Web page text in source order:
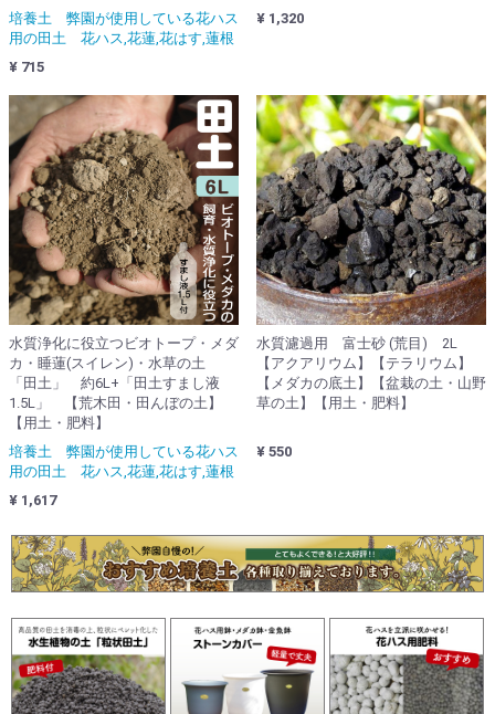
培養土 弊園が使用している花ハス
用の田土 花ハス,花蓮,花はす,蓮根
¥ 715
¥ 1,320
水質浄化に役立つビオトープ・メダ
カ・睡蓮(スイレン)・水草の土
「田土」 約6L+「田土すまし液
1.5L」 【荒木田・田んぼの土】
【用土・肥料】
培養土 弊園が使用している花ハス
用の田土 花ハス,花蓮,花はす,蓮根
¥ 1,617
水質濾過用 富士砂 (荒目) 2L
【アクアリウム】【テラリウム】
【メダカの底土】【盆栽の土・山野
草の土】【用土・肥料】
¥ 550